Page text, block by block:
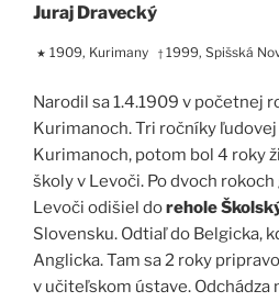
Juraj Dravecký
★ 1909, Kurimany †1999, Spišská
Narodil sa 1.4.1909 v početnej
Kurimanoch. Tri ročníky
Kurimanoch, potom bol 4 roky
školy v Levoči. Po dvoch
Levoči odišiel dorehole
Slovensku. Odtiaľ do Belgicka,
Anglicka. Tam sa 2 roky
v učiteľskom ústave. Odchádza